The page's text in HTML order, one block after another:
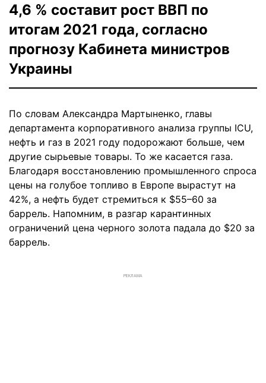
4,6 % составит рост ВВП по
итогам 2021 года, согласно
прогнозу Кабинета министров
Украины
По словам Александра Мартыненко, главы
департамента корпоративного анализа группы ICU,
нефть и газ в 2021 году подорожают больше, чем
другие сырьевые товары. То же касается газа.
Благодаря восстановлению промышленного спроса
цены на голубое топливо в Европе вырастут на
42%, а нефть будет стремиться к $55–60 за
баррель. Напомним, в разгар карантинных
ограничений цена черного золота падала до $20 за
баррель.
РЕКЛАМА